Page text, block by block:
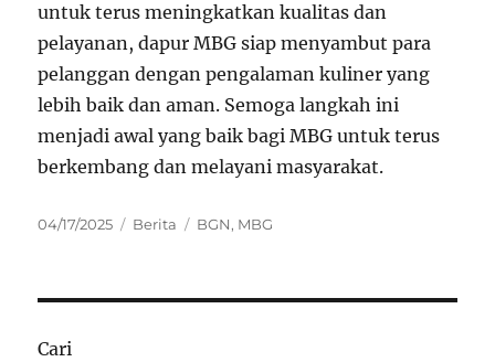
untuk terus meningkatkan kualitas dan
pelayanan, dapur MBG siap menyambut para
pelanggan dengan pengalaman kuliner yang
lebih baik dan aman. Semoga langkah ini
menjadi awal yang baik bagi MBG untuk terus
berkembang dan melayani masyarakat.
Posted
04/17/2025 Categories
Berita Tags
BGN, MBG
Cari